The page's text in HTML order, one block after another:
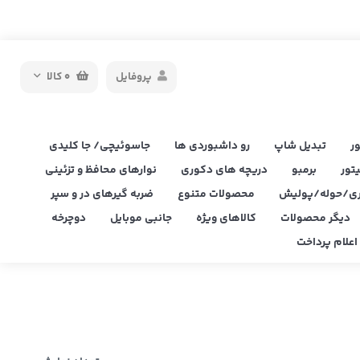
0کالا پروفایل
تبدیل شاپ رو داشبوردی ها
جاسوئیچی/ جا کلیدی
برمبو دریچه های دکوری
نوارهای محافظ و تزئینی
حوله/پولیش محصولات متنوع
ضربه گیرهای در و سپر
دیگر محصولات کالاهای ویژه جانبی موبایل
دوچرخه
پرداخت